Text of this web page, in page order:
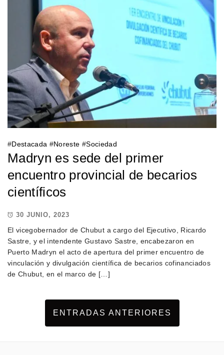
#Destacada #Noreste #Sociedad
Madryn es sede del primer
encuentro provincial de becarios
científicos
30 JUNIO, 2023
El vicegobernador de Chubut a cargo del Ejecutivo, Ricardo
Sastre, y el intendente Gustavo Sastre, encabezaron en
Puerto Madryn el acto de apertura del primer encuentro de
vinculación y divulgación científica de becarios cofinanciados
de Chubut, en el marco de […]
ENTRADAS ANTERIORES